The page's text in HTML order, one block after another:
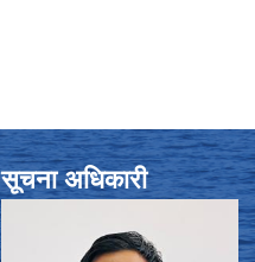
सूचना अधिकारी